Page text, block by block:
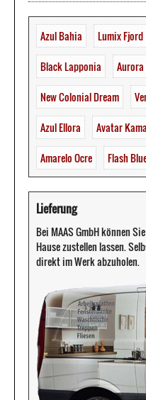
Azul Bahia Lumix Fjord
Black Lapponia
New Colonial Dream
Azul Ellora Avatar
Amarelo Ocre Flash
Lieferung
Bei MAAS GmbH können
Hause zustellen lassen.
direkt im Werk abzuholen.